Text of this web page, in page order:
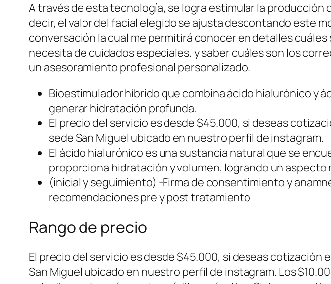
A través de esta tecnología, se logra estimular la
decir, el valor del facial elegido se ajusta descontando este
conversación la cual me permitirá conocer en detalles
necesita de cuidados especiales, y saber cuáles son los
un asesoramiento profesional personalizado.
Bioestimulador híbrido que combina ácido hialurónico y
generar hidratación profunda.
El precio del servicio es desde $45.000, si deseas
sede San Miguel ubicado en nuestro perfil de instagram.
El ácido hialurónico es una sustancia natural que se
proporciona hidratación y volumen, logrando un aspecto
(inicial y seguimiento) -Firma de consentimiento y
recomendaciones pre y post tratamiento
Rango de precio
El precio del servicio es desde $45.000, si deseas
San Miguel ubicado en nuestro perfil de instagram. Los